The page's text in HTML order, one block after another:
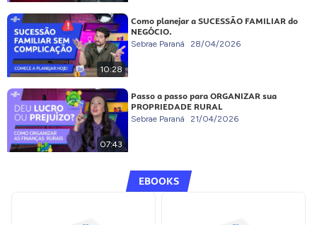
10:28
Como planejar a SUCESSÃO FAMILIAR do
NEGÓCIO.
Sebrae Paraná 28/04/2026
07:43
Passo a passo para ORGANIZAR sua
PROPRIEDADE RURAL
Sebrae Paraná 21/04/2026
EBOOKS